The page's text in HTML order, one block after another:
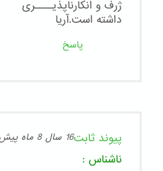
ژرف و انکارناپذیــــری
داشته است.آریا
پاسخ
پیوند ثابت16 سال 8 ماه پیش
ناشناس :